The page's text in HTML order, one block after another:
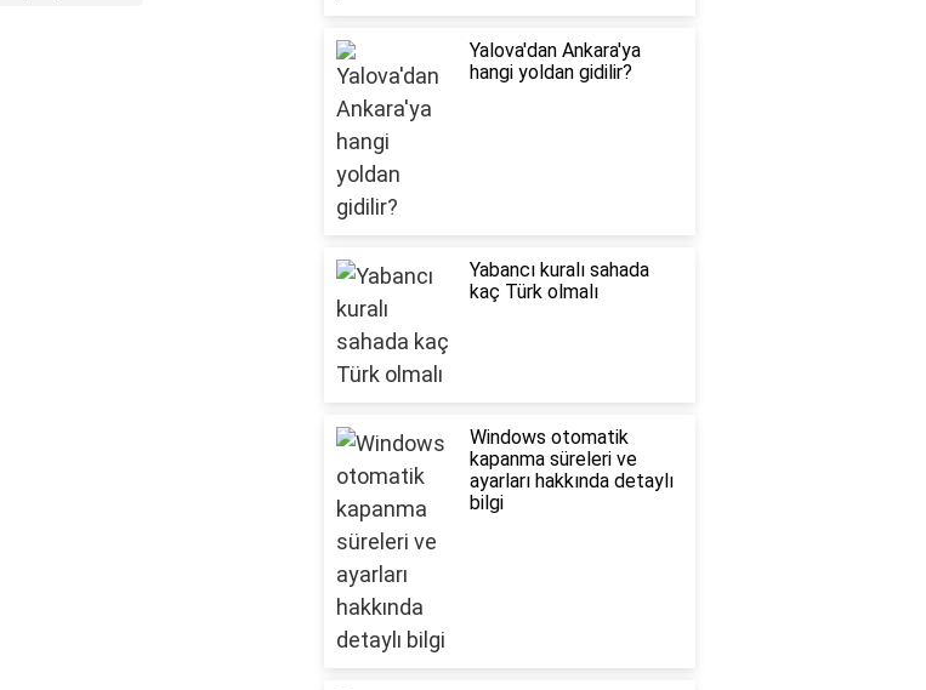
Yalova'dan Ankara'ya
hangi yoldan gidilir?
Yabancı kuralı sahada
kaç Türk olmalı
Windows otomatik
kapanma süreleri ve
ayarları hakkında detaylı
bilgi